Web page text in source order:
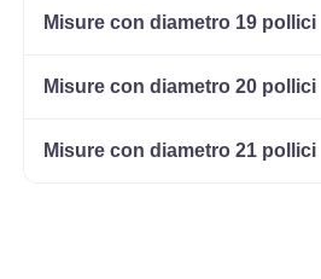
Disponibile
Misure con diametro 19 pollici
Misure con diametro 20 pollici
Misure con diametro 21 pollici